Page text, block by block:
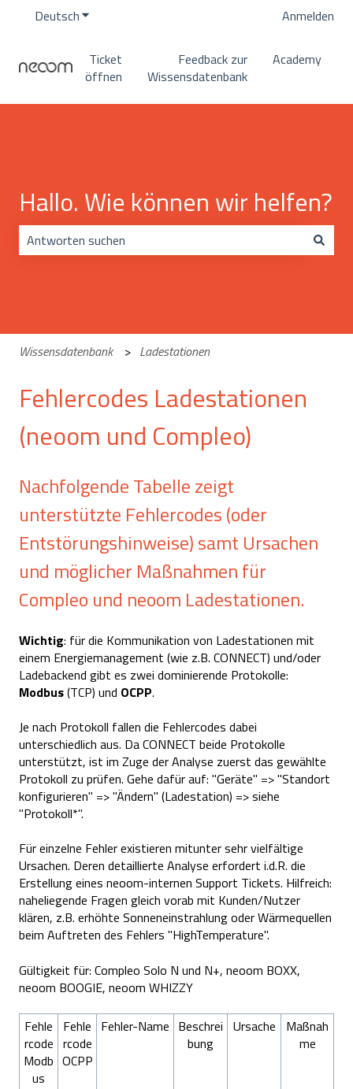
DeutschUntermenü für Übersetzungen anzeigenAnmelden
Ticket
öffnen
Feedback zur
Wissensdatenbank
Academy
Hallo. Wie können wir helfen?
Wissensdatenbank Ladestationen
Fehlercodes Ladestationen
(neoom und Compleo)
Nachfolgende Tabelle zeigt
unterstützte Fehlercodes (oder
Entstörungshinweise) samt Ursachen
und möglicher Maßnahmen für
Compleo und neoom Ladestationen.
Wichtig: für die Kommunikation von Ladestationen mit
einem Energiemanagement (wie z.B. CONNECT) und/oder
Ladebackend gibt es zwei dominierende Protokolle:
Modbus(TCP) und OCPP.
Je nach Protokoll fallen die Fehlercodes dabei
unterschiedlich aus. Da CONNECT beide Protokolle
unterstützt, ist im Zuge der Analyse zuerst das gewählte
Protokoll zu prüfen. Gehe dafür auf: "Geräte" => "Standort
konfigurieren" => "Ändern" (Ladestation) => siehe
"Protokoll*".
Für einzelne Fehler existieren mitunter sehr vielfältige
Ursachen. Deren detaillierte Analyse erfordert i.d.R. die
Erstellung eines neoom-internen Support Tickets. Hilfreich:
naheliegende Fragen gleich vorab mit Kunden/Nutzer
klären, z.B. erhöhte Sonneneinstrahlung oder Wärmequellen
beim Auftreten des Fehlers "HighTemperature".
Gültigkeit für: Compleo Solo N und N+, neoom BOXX,
neoom BOOGIE, neoom WHIZZY
Fehle
rcode
Modb
us
Fehle
rcode
OCPP
Fehler-Name Beschrei
bung
Ursache
Maßnah
me